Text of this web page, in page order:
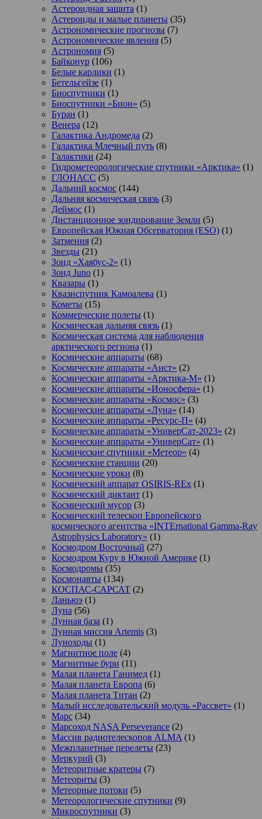
Астероидная защита (1)
Астероиды и малые планеты (35)
Астрономические прогнозы (7)
Астрономические явления (5)
Астрономия (5)
Байконур (106)
Белые карлики (1)
Бетельгейзе (1)
Биоспутники (1)
Биоспутники «Бион» (5)
Буран (1)
Венера (12)
Галактика Андромеда (2)
Галактика Млечный путь (8)
Галактики (24)
Гидрометеорологические спутники «Арктика» (1)
ГЛОНАСС (5)
Дальний космос (144)
Дальняя космическая связь (3)
Деймос (1)
Дистанционное зондирование Земли (5)
Европейская Южная Обсерватория (ESO) (1)
Затмения (2)
Звезды (21)
Зонд «Хаябус-2» (1)
Зонд Juno (1)
Квазары (1)
Квазиспутник Камоалева (1)
Кометы (15)
Коммерческие полеты (1)
Космическая дальняя связь (1)
Космическая система для наблюдения
арктического региона (1)
Космические аппараты (68)
Космические аппараты «Аист» (2)
Космические аппараты «Арктика-М» (1)
Космические аппараты «Ионосфера» (1)
Космические аппараты «Космос» (3)
Космические аппараты «Луна» (14)
Космические аппараты «Ресурс-П» (4)
Космические аппараты «УниверСат-2023» (2)
Космические аппараты «УниверСат» (1)
Космические спутники «Метеор» (4)
Космические станции (20)
Космические уроки (8)
Космический аппарат OSIRIS-REx (1)
Космический диктант (1)
Космический мусор (3)
Космический телескоп Европейского
космического агентства «INTErnational Gamma-Ray
Astrophysics Laboratory» (1)
Космодром Восточный (27)
Космодром Куру в Южной Америке (1)
Космодромы (35)
Космонавты (134)
КОСПАС-САРСАТ (2)
Ланьюэ (1)
Луна (56)
Лунная база (1)
Лунная миссия Artemis (3)
Луноходы (1)
Магнитное поле (4)
Магнитные бури (11)
Малая планета Ганимед (1)
Малая планета Европа (6)
Малая планета Титан (2)
Малый исследовательский модуль «Рассвет» (1)
Марс (34)
Марсоход NASA Perseverance (2)
Массив радиотелескопов ALMA (1)
Межпланетные перелеты (23)
Меркурий (3)
Метеоритные кратеры (7)
Метеориты (3)
Метеорные потоки (5)
Метеорологические спутники (9)
Микроспутники (3)